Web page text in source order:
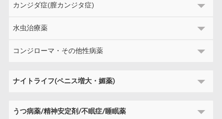
カンジダ症(膣カンジタ症)
水虫治療薬
コンジローマ・その他性病薬
ナイトライフ(ペニス増大・媚薬)
うつ病薬/精神安定剤/不眠症/睡眠薬